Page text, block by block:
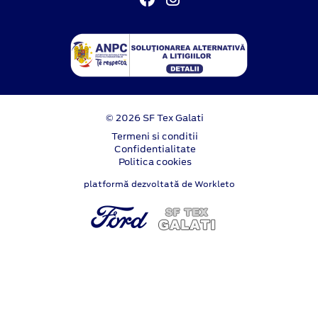
© 2026 SF Tex Galati
Termeni si conditii
Confidentialitate
Politica cookies
platformă dezvoltată de Workleto